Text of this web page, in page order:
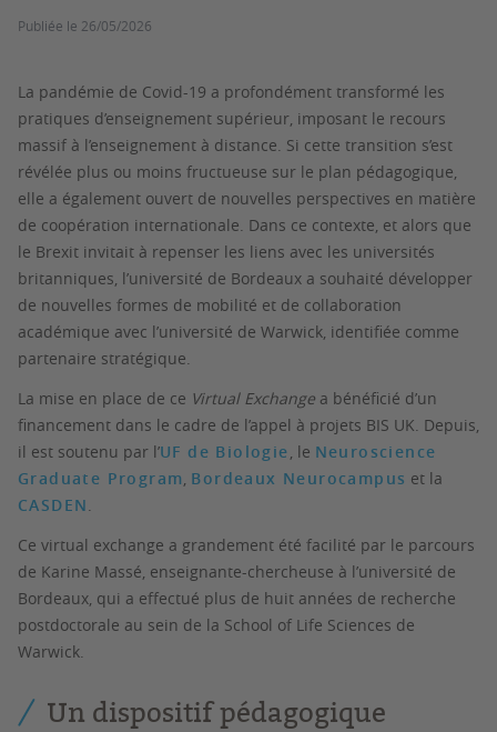
Publiée le 26/05/2026
La pandémie de Covid-19 a profondément transformé les
pratiques d’enseignement supérieur, imposant le recours
massif à l’enseignement à distance. Si cette transition s’est
révélée plus ou moins fructueuse sur le plan pédagogique,
elle a également ouvert de nouvelles perspectives en matière
de coopération internationale. Dans ce contexte, et alors que
le Brexit invitait à repenser les liens avec les universités
britanniques, l’université de Bordeaux a souhaité développer
de nouvelles formes de mobilité et de collaboration
académique avec l’université de Warwick, identifiée comme
partenaire stratégique.
La mise en place de ce Virtual Exchange a bénéficié d’un
financement dans le cadre de l’appel à projets BIS UK. Depuis,
il est soutenu par l’UF de Biologie, le Neuroscience
Graduate Program, Bordeaux Neurocampus et la
CASDEN.
Ce virtual exchange a grandement été facilité par le parcours
de Karine Massé, enseignante-chercheuse à l’université de
Bordeaux, qui a effectué plus de huit années de recherche
postdoctorale au sein de la School of Life Sciences de
Warwick.
Un dispositif pédagogique